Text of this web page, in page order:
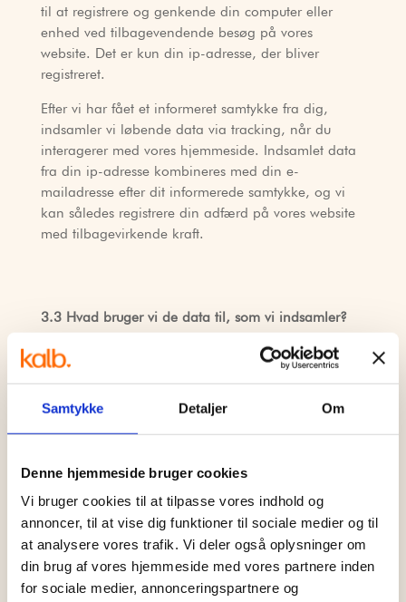
Samtykke Detaljer Om
Denne hjemmeside bruger cookies
Vi bruger cookies til at tilpasse vores indhold og
annoncer, til at vise dig funktioner til sociale medier og til
at analysere vores trafik. Vi deler også oplysninger om
din brug af vores hjemmeside med vores partnere inden
for sociale medier, annonceringspartnere og
til at registrere og genkende din computer eller
enhed ved tilbagevendende besøg på vores
website. Det er kun din ip-adresse, der bliver
registreret.
Efter vi har fået et informeret samtykke fra dig,
indsamler vi løbende data via tracking, når du
interagerer med vores hjemmeside. Indsamlet data
fra din ip-adresse kombineres med din e-
mailadresse efter dit informerede samtykke, og vi
kan således registrere din adfærd på vores website
med tilbagevirkende kraft.
3.3 Hvad bruger vi de data til, som vi indsamler?
De data, vi indsamler, bruger vi for at få et mere
kvalificeret billede af dig og vores andre kunder og
nyhedsbrev. Efter du har afgivet dine personlige
om dig, når du interagerer med nyhedsbrevet. Din
interaktion dækker blandt andet over åbning af og
klik i vores nyhedsbreve. Det bruger vi til at se,
hvilket indhold der interesserer vores læsere. De
bliver ikke brugt i andre sammenhænge.